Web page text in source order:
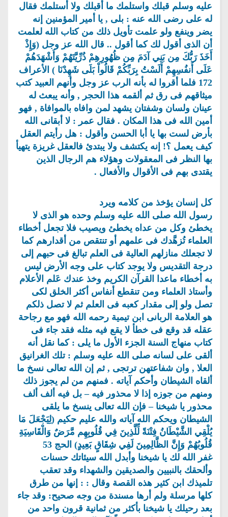
عليه وسلم قبلك واستلمك ما أقبلك ولا أستلمك فقال
له على رضى الله عنه : بلى , يا أمير المؤمنين إنه
يضر وينفع ولو علمت تأويل ذلك من كتاب الله لعلمت
أن الذى أقول لك كما أقول .. قال الله عز وجل (وَإِذْ
أَخَذَ رَبُّكَ مِن بَنِي آدَمَ مِن ظُهُورِهِمْ ذُرِّيَّتَهُمْ وَأَشْهَدَهُمْ
عَلَى أَنفُسِهِمْ أَلَسْتُ بِرَبِّكُمْ قَالُواْ بَلَى شَهِدْنَا ) الأعراف
172 فلما أقروا له بأنه الرب عز وجل وأنهم العبيد كتب
ميثاقهم فى رق ثم ألقمه هذا الحجر , وأنه يبعث له
عينان ولسان وشفتان يشهد لمن وافاه بالموافاة , فهو
أمين الله فى هذا المكان . فقال عمر : لا أبقانى الله
بأرض لست بها يا أبا الحسن وأقول : هل رأيتم العقل
كيف يعمل ؟! إنه يكتشف ولا يبتدئ فالعقل غريزة يتهيأ
بها النظر فى المعقولات وهؤلاء هم الرجال الذين
يقتدى بهم فى الأقوال والأفعال .
كل إنسان يؤخذ من كلامه ويرد
رسول الله صلى الله عليه وسلم وحده هو الذى لا
يخطئ وكل من عداه يخطئ ويصيب فلا تجعل أخطاء
العلماء تُزهَّدك فى علمهم أو تنتقص من أقدارهم كما
لا تجعلك منازلهم العالية فى العلم تبالغ فى حبهم إلى
درجة التقديس ولا يوجد كتاب على وجه الأرض ليس
به أخطاء ماعدا القرآن الكريم وخذ عندك عَلم الأعلام
وأستاذ العلماء ومن تنقطع أنفاس أكثر الخلق لكى
تصل ولو إلى مقدار كعبه فى العلم ثم لا تصل ذلكم
هو العلامة الربانى ابن تيمية رحمه الله فهو مع رجاحة
عقله قد وقع فى خطأ لا يقع فيه مثله فقد جاء فى
كتاب منهاج السنة الجزء الأول ما يلى : كما نقل أنه
ألقى على لسانه صلى الله عليه وسلم : تلك الغرانيق
العلا , وان شفاعتهن ترتجى , ثم إن الله تعالى نسخ ما
ألقاه الشيطان وأحكم آياته . فمنهم من لم يجوز ذلك
ومنهم من جوزه إذا لا محذور فيه – بل فيه ألف ألف
محذور يا شيخنا – فإن الله تعالى ينسخ ما يلقى
الشيطان ويحكم الله آياته والله عليم حكيم (لِيَجْعَلَ مَا
يُلْقِي الشَّيْطَانُ فِتْنَةً لِّلَّذِينَ فِي قُلُوبِهِم مَّرَضٌ وَالْقَاسِيَةِ
قُلُوبُهُمْ وَإِنَّ الظَّالِمِينَ لَفِي شِقَاقٍ بَعِيدٍ) الحج 53
غفر الله لك يا شيخنا وأبدل الله سيئاتك حسنات
وألحقك بالنبيين والصديقين والشهداء وقد تعقب
تلميذك ابن كثير هذه القصة وقال : : إنها من طرق
كلها مرسلة ولم أرها مسندة من وجه صحيح: وقد جاء
بعد رحيلك يا شيخنا بأكثر من ثمانية قرون واحد من